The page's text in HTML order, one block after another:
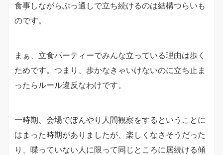
食事しながらぶっ通しで立ち続けるのは結構つらいも
のです。
まぁ、立食パーティーでみんな立っている理由は歩く
ためです。つまり、歩かなきゃいけないのに立ち止ま
ったらルール違反なわけです。
一時期、会場でぼんやり人間観察をするということに
はまった時期がありましたが、楽しくなさそうだった
り、喋っていない人に限って同じところに居続ける傾